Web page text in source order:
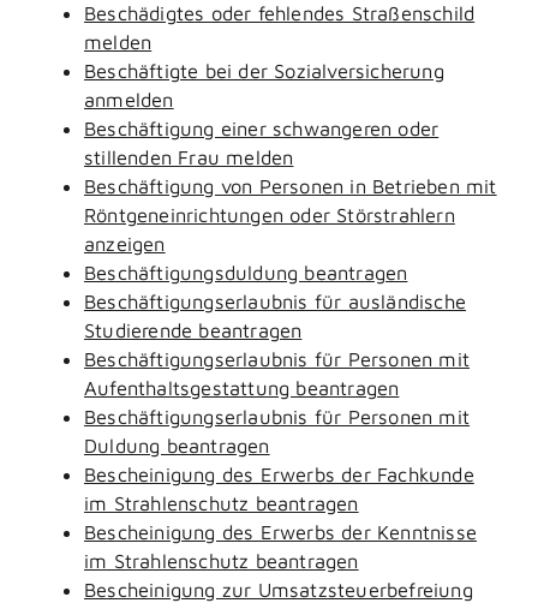
Beschädigtes oder fehlendes Straßenschild
melden
Beschäftigte bei der Sozialversicherung
anmelden
Beschäftigung einer schwangeren oder
stillenden Frau melden
Beschäftigung von Personen in Betrieben mit
Röntgeneinrichtungen oder Störstrahlern
anzeigen
Beschäftigungsduldung beantragen
Beschäftigungserlaubnis für ausländische
Studierende beantragen
Beschäftigungserlaubnis für Personen mit
Aufenthaltsgestattung beantragen
Beschäftigungserlaubnis für Personen mit
Duldung beantragen
Bescheinigung des Erwerbs der Fachkunde
im Strahlenschutz beantragen
Bescheinigung des Erwerbs der Kenntnisse
im Strahlenschutz beantragen
Bescheinigung zur Umsatzsteuerbefreiung